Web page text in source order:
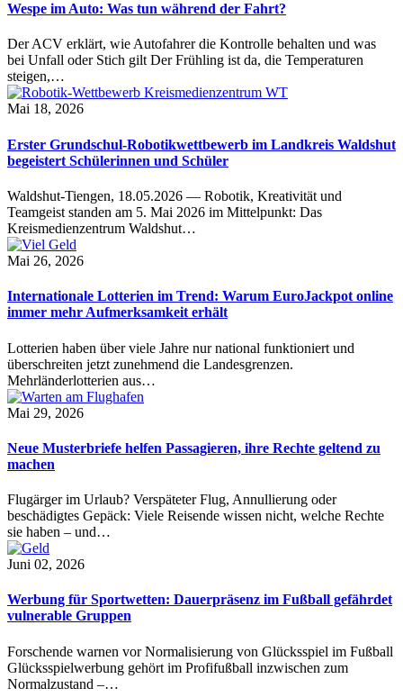
Wespe im Auto: Was tun während der Fahrt?
Der ACV erklärt, wie Autofahrer die Kontrolle behalten und was
bei Unfall oder Stich gilt Der Frühling ist da, die Temperaturen
steigen,…
Mai 18, 2026
Erster Grundschul-Robotikwettbewerb im Landkreis Waldshut
begeistert Schülerinnen und Schüler
Waldshut-Tiengen, 18.05.2026 — Robotik, Kreativität und
Teamgeist standen am 5. Mai 2026 im Mittelpunkt: Das
Kreismedienzentrum Waldshut…
Mai 26, 2026
Internationale Lotterien im Trend: Warum EuroJackpot online
immer mehr Aufmerksamkeit erhält
Lotterien haben über viele Jahre nur national funktioniert und
überschreiten jetzt zunehmend die Landesgrenzen.
Mehrländerlotterien aus…
Mai 29, 2026
Neue Musterbriefe helfen Passagieren, ihre Rechte geltend zu
machen
Flugärger im Urlaub? Verspäteter Flug, Annullierung oder
beschädigtes Gepäck: Viele Reisende wissen nicht, welche Rechte
sie haben – und…
Juni 02, 2026
Werbung für Sportwetten: Dauerpräsenz im Fußball gefährdet
vulnerable Gruppen
Forschende warnen vor Normalisierung von Glücksspiel im Fußball
Glücksspielwerbung gehört im Profifußball inzwischen zum
Normalzustand –…